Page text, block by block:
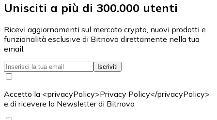
Unisciti a più di 300.000 utenti
Ricevi aggiornamenti sul mercato crypto, nuovi prodotti e
funzionalità esclusive di Bitnovo direttamente nella tua
email.
Iscriviti
Accetto la <privacyPolicy>Privacy Policy</privacyPolicy>
e di ricevere la Newsletter di Bitnovo